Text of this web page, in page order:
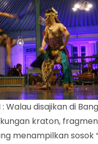
: Walau disajikan di
kraton,
menampilkan sosok